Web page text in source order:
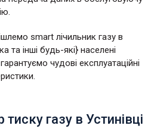
smart лічильник газу в
та інші будь-які} населені
чудові експлуатаційні
газу в Устинівці